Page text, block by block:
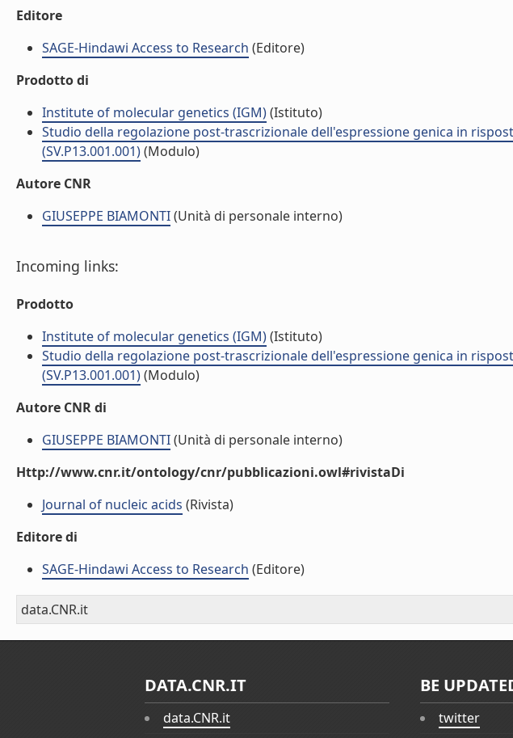
Editore
SAGE-Hindawi Access to Research (Editore)
Prodotto di
Institute of molecular genetics (IGM)(Istituto)
Studio della regolazione post-trascrizionale dell'espressione genica in
(SV.P13.001.001)(Modulo)
Autore CNR
GIUSEPPE BIAMONTI(Unità di personale interno)
Incoming links:
Prodotto
Institute of molecular genetics (IGM)(Istituto)
Studio della regolazione post-trascrizionale dell'espressione genica in
(SV.P13.001.001)(Modulo)
Autore CNR di
GIUSEPPE BIAMONTI(Unità di personale interno)
Http://www.cnr.it/ontology/cnr/pubblicazioni.owl#rivistaDi
Journal of nucleic acids (Rivista)
Editore di
SAGE-Hindawi Access to Research (Editore)
data.CNR.it
DATA.CNR.IT
data.CNR.it
BE
twitter